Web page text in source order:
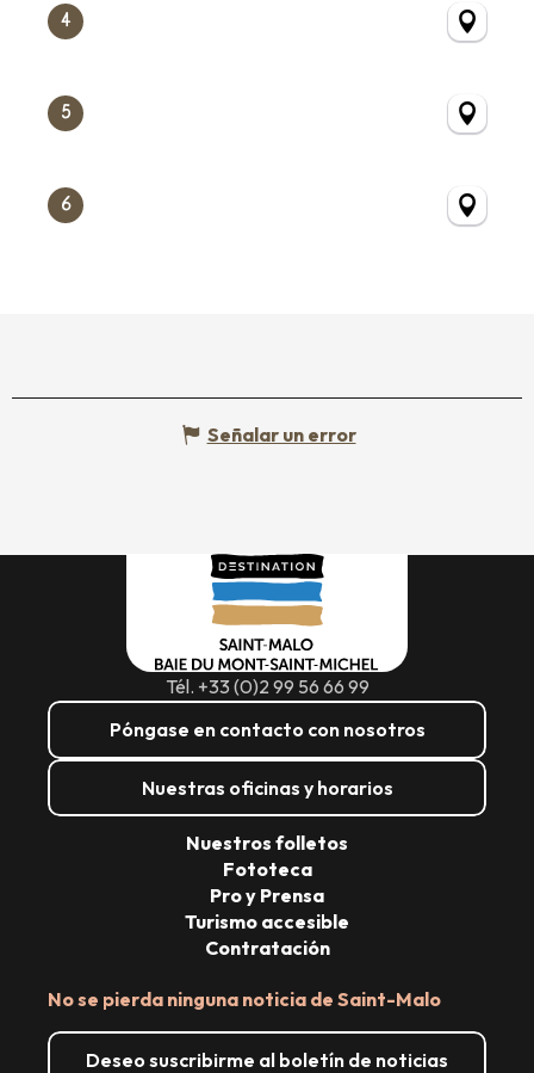
4
5
6
Señalar un error
Tél. +33 (0)2 99 56 66 99
Póngase en contacto con nosotros
Nuestras oficinas y horarios
No se pierda ninguna noticia de Saint-Malo
Deseo suscribirme al boletín de noticias
Nuestros folletos
Fototeca
Pro y Prensa
Turismo accesible
Contratación